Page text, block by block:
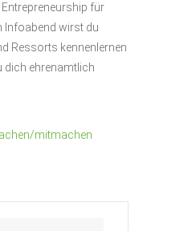
für
Infoabend wirst du
Ressorts kennenlernen
dich ehrenamtlich
mitmachen